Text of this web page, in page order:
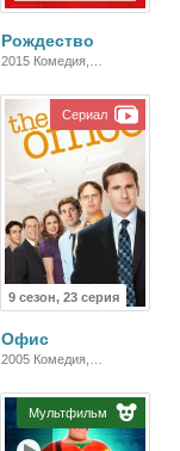
Рождество
2015 Комедия,
9 сезон, 23 серия
Сериал
Офис
2005 Комедия,
Мультфильм